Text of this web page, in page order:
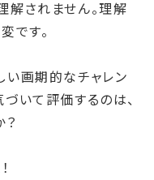
解されません。理解
です。
い画期的なチャレン
いて評価するのは、